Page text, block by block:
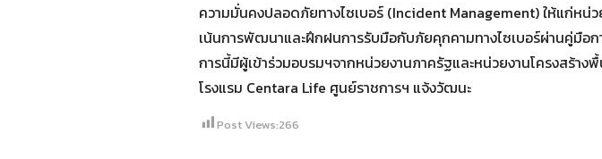
ความมั่นคงปลอดภัยทางไซเบอร์ (Incident Management) ให้แก่หน่
เน้นการพัฒนาและฝึกฝนการรับมือกับภัยคุกคามทางไซเบอร์ผ่านคู่มื
การนี้มีผู้เข้าร่วมอบรมฯจากหน่วยงานภาครัฐและหน่วยงานโครงสร้
โรงแรม Centara Life ศูนย์ราชการฯ แจ้งวัฒนะ
Post Views:266